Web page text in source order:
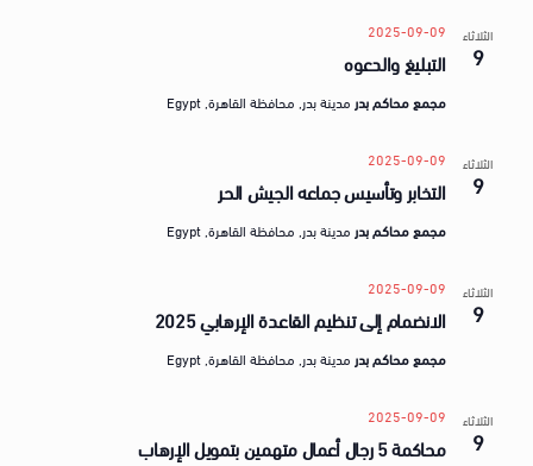
الثلاثاء
9 التبليغ والدعوه
2025-09-09
مجمع محاكم بدر مدينة بدر, محافظة القاهرة, Egypt
الثلاثاء
9 التخابر وتأسيس جماعه الجيش الحر
2025-09-09
مجمع محاكم بدر مدينة بدر, محافظة القاهرة, Egypt
الثلاثاء
9 الانضمام إلى تنظيم القاعدة الإرهابي 2025
2025-09-09
مجمع محاكم بدر مدينة بدر, محافظة القاهرة, Egypt
الثلاثاء
9 محاكمة 5 رجال أعمال متهمين بتمويل الإرهاب
2025-09-09